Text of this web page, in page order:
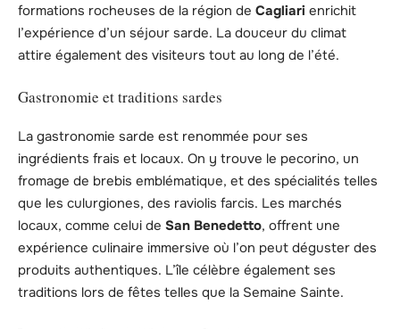
formations rocheuses de la région de Cagliari enrichit
l’expérience d’un séjour sarde. La douceur du climat
attire également des visiteurs tout au long de l’été.
Gastronomie et traditions sardes
La gastronomie sarde est renommée pour ses
ingrédients frais et locaux. On y trouve le pecorino, un
fromage de brebis emblématique, et des spécialités telles
que les culurgiones, des raviolis farcis. Les marchés
locaux, comme celui de San Benedetto, offrent une
expérience culinaire immersive où l’on peut déguster des
produits authentiques. L’île célèbre également ses
traditions lors de fêtes telles que la Semaine Sainte.